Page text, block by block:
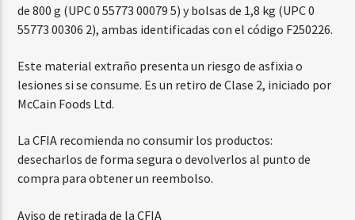
de 800 g (UPC 0 55773 00079 5) y bolsas de 1,8 kg (UPC 0
55773 00306 2), ambas identificadas con el código F250226.
Este material extraño presenta un riesgo de asfixia o
lesiones si se consume. Es un retiro de Clase 2, iniciado por
McCain Foods Ltd.
La CFIA recomienda no consumir los productos:
desecharlos de forma segura o devolverlos al punto de
compra para obtener un reembolso.
Aviso de retirada de la CFIA